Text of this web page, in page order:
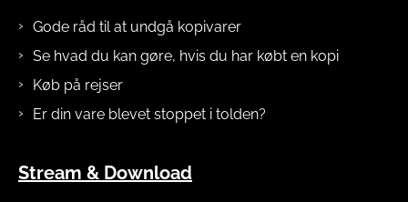
Gode råd til at undgå kopivarer
Se hvad du kan gøre, hvis du har købt en kopi
Køb på rejser
Er din vare blevet stoppet i tolden?
Stream & Download